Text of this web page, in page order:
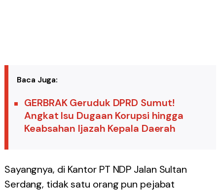
Baca Juga:
GERBRAK Geruduk DPRD Sumut!
Angkat Isu Dugaan Korupsi hingga
Keabsahan Ijazah Kepala Daerah
Sayangnya, di Kantor PT NDP Jalan Sultan
Serdang, tidak satu orang pun pejabat